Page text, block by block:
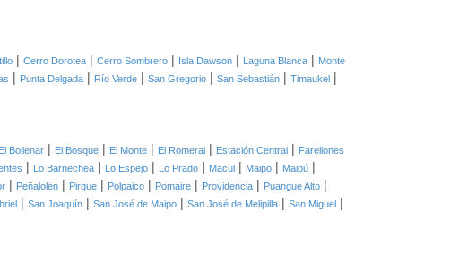
| Cerro Dorotea | Cerro Sombrero | Isla Dawson | Laguna Blanca | Monte
| Punta Delgada | Río Verde | San Gregorio | San Sebastián | Timaukel |
El Bollenar | El Bosque | El Monte | El Romeral | Estación Central | Farellones
| Lo Barnechea | Lo Espejo | Lo Prado | Macul | Maipo | Maipú |
| Peñalolén | Pirque | Polpaico | Pomaire | Providencia | Puangue Alto |
| San Joaquín | San José de Maipo | San José de Melipilla | San Miguel |